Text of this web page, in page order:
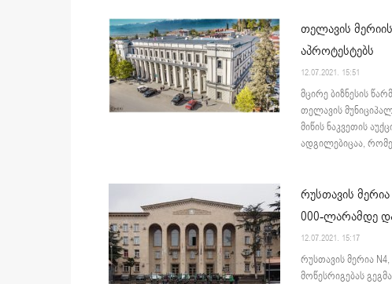
თელავის
აპროტესტებს
12.07.2021. 15:51
მცირე ბიზნესის
თელავის
მიწის ნაკვეთის
ადგილებიცაა,
რუსთავის
000-ლარამდე
12.07.2021. 15:17
რუსთავის მერია N4,
მოწესრიგებას